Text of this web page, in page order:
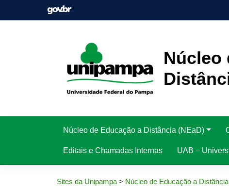
Núcleo
Núcleo de Educação a Distância (NEaD)
Editais e Chamadas Internas UAB –
Sites da Unipampa> Núcleo de Educação a Distância